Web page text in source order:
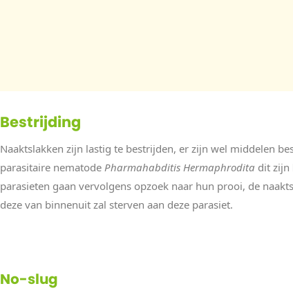
Bestrijding
Naaktslakken zijn lastig te bestrijden, er zijn wel middelen
parasitaire nematode Pharmahabditis Hermaphrodita dit zijn
parasieten gaan vervolgens opzoek naar hun prooi, de
deze van binnenuit zal sterven aan deze parasiet.
No-slug